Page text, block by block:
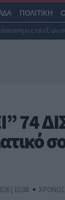
ΠΟΛΙΤΙΚΗ
εις τα εξ ων
74
| 15:08